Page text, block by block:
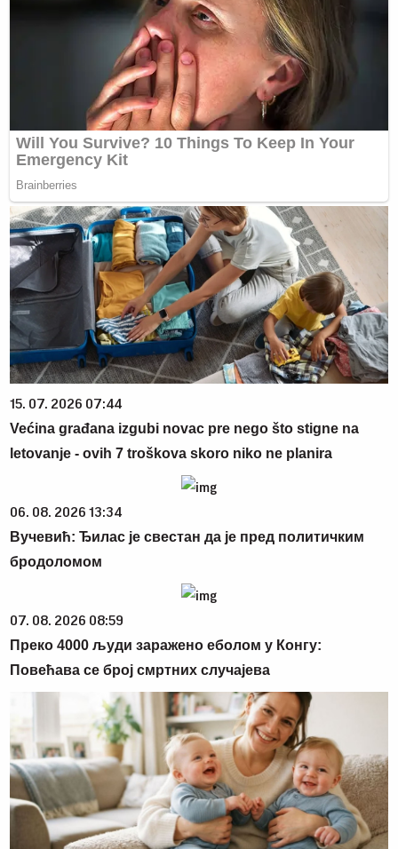
15. 07. 2026 07:44
Većina građana izgubi novac pre nego što stigne na
letovanje - ovih 7 troškova skoro niko ne planira
06. 08. 2026 13:34
Вучевић: Ђилас је свестан да је пред политичким
бродоломом
07. 08. 2026 08:59
Преко 4000 људи заражено еболом у Конгу:
Повећава се број смртних случајева